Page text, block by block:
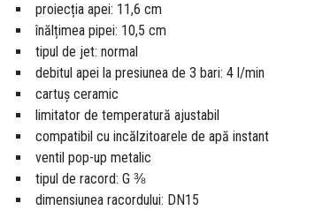
proiecția apei: 11,6 cm
înălțimea pipei: 10,5 cm
tipul de jet: normal
debitul apei la presiunea de 3 bari: 4 l/min
cartuș ceramic
limitator de temperatură ajustabil
compatibil cu incălzitoarele de apă instant
ventil pop-up metalic
tipul de racord: G ⅜
dimensiunea racordului: DN15